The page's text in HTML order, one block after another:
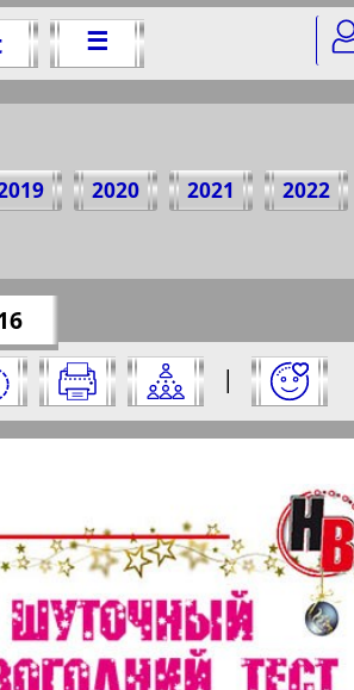
☰
2020 2021 2022
und klicken Sie darauf:
11
|
aus und klicken Sie darauf:
5
11
Gorod 511
Zeitung Nasche wremja